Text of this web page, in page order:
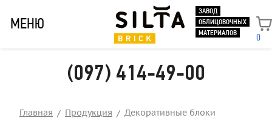
МЕНЮ
ЗАВОД
ОБЛИЦОВОЧНЫХ
МАТЕРИАЛОВ
0
(097) 414-49-00
Главная Продукция Декоративные блоки